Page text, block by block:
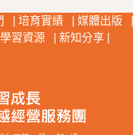
:::
培育實績 媒體出版
學習資源
新知分享